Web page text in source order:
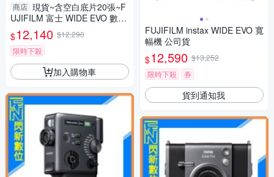
商店 現貨~含空白底片20張~F
UJIFILM 富士 WIDE EVO 數位
寬幅 拍立得 相機(公司貨)
$12,140 $12,290
限時下殺
加入購物車
FUJIFILM instax WIDE EVO 寬
幅機 公司貨
$12,590 $13,252
限時下殺
券
貨到通知我